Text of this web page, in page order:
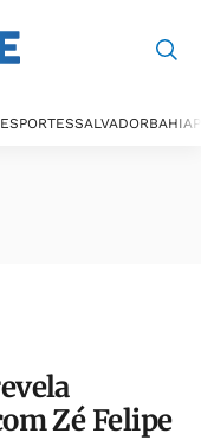
ESPORTESSALVADORBAHIA
Zé Felipe